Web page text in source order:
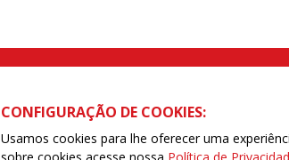
Rua Caetano Pinto nº 575 CEP 03041-000 Brás,
CONFIGURAÇÃO DE COOKIES:
Usamos cookies para lhe oferecer uma